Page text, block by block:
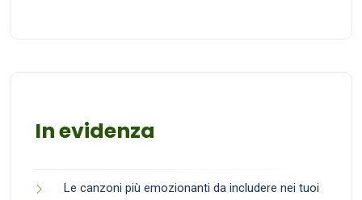
In evidenza
Le canzoni più emozionanti da includere nei tuoi